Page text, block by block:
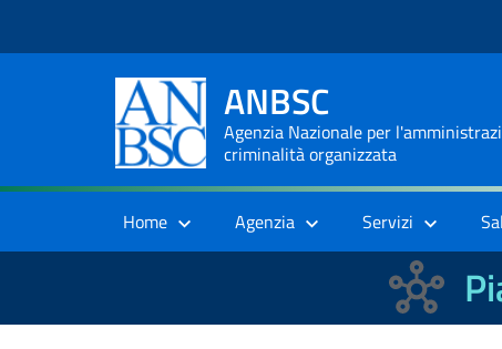
ANBSC
Agenzia Nazionale per
criminalità organizzata
Home Agenzia Servizi